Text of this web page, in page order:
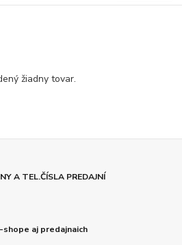
žiadny tovar.
A TEL.ČÍSLA PREDAJNÍ
aj predajnaich